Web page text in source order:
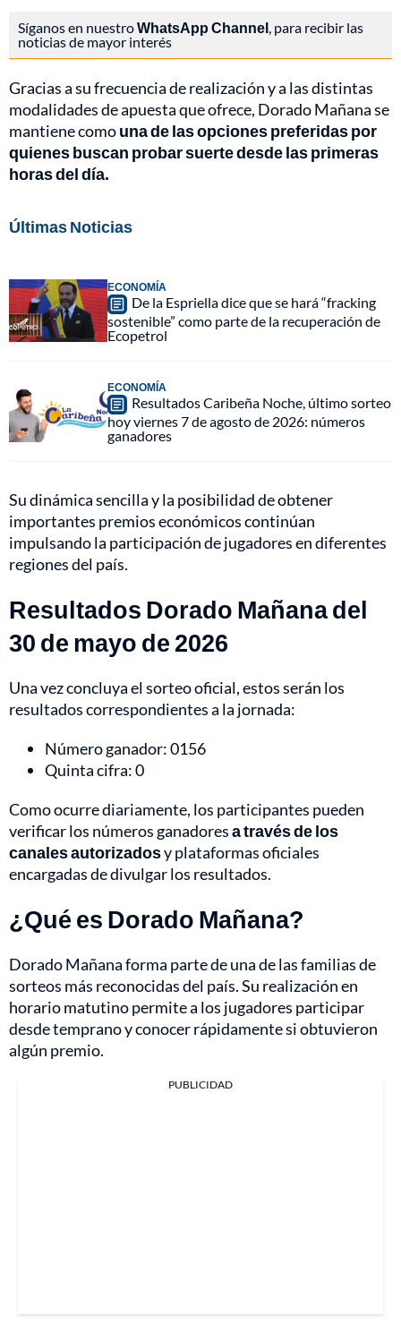
Síganos en nuestroWhatsApp Channel, para recibir las
noticias de mayor interés
Gracias a su frecuencia de realización y a las distintas
modalidades de apuesta que ofrece, Dorado Mañana se
mantiene comouna de las opciones preferidas por
quienes buscan probar suerte desde las primeras
horas del día.
Últimas Noticias
ECONOMÍA
De la Espriella dice que se hará “fracking
sostenible” como parte de la recuperación de
Ecopetrol
ECONOMÍA
Resultados Caribeña Noche, último sorteo
hoy viernes 7 de agosto de 2026: números
ganadores
Su dinámica sencilla y la posibilidad de obtener
importantes premios económicos continúan
impulsando la participación de jugadores en diferentes
regiones del país.
Resultados Dorado Mañana del
30 de mayo de 2026
Una vez concluya el sorteo oficial, estos serán los
resultados correspondientes a la jornada:
Número ganador: 0156
Quinta cifra: 0
Como ocurre diariamente, los participantes pueden
verificar los números ganadoresa través de los
canales autorizadosy plataformas oficiales
encargadas de divulgar los resultados.
¿Qué es Dorado Mañana?
Dorado Mañana forma parte de una de las familias de
sorteos más reconocidas del país. Su realización en
horario matutino permite a los jugadores participar
desde temprano y conocer rápidamente si obtuvieron
algún premio.
PUBLICIDAD